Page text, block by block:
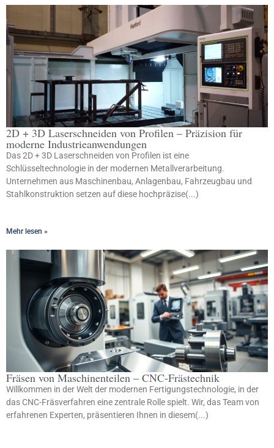
2D + 3D Laserschneiden von Profilen – Präzision für
moderne Industrieanwendungen
Das 2D + 3D Laserschneiden von Profilen ist eine
Schlüsseltechnologie in der modernen Metallverarbeitung.
Unternehmen aus Maschinenbau, Anlagenbau, Fahrzeugbau und
Stahlkonstruktion setzen auf diese hochpräzise(...)
Mehr lesen »
Fräsen von Maschinenteilen – CNC-Frästechnik
Willkommen in der Welt der modernen Fertigungstechnologie, in der
das CNC-Fräsverfahren eine zentrale Rolle spielt. Wir, das Team von
erfahrenen Experten, präsentieren Ihnen in diesem(...)